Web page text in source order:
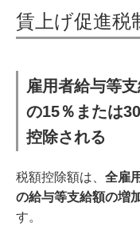
賃上げ促進税
雇用者給与等
の15％または
控除される
税額控除額は、 全雇
の給与等支給額の増
す。